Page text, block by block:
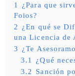
1
¿Para que
Foios?
2 ¿En qué se
una Licencia de
3 ¿Te
3.1
¿Qué
3.2 Sanción